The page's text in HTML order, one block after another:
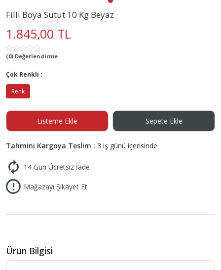
Filli Boya Sutut 10 Kg Beyaz
1.845,00 TL
(0) Değerlendirme
Çok Renkli :
Renk
Listeme Ekle Sepete Ekle
Tahmini Kargoya Teslim : 3 iş günü içerisinde
14 Gün Ücretsiz İade
Mağazayı Şikayet Et
Ürün Bilgisi